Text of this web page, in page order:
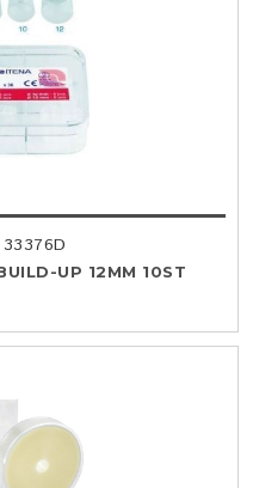
UP 12MM 10ST